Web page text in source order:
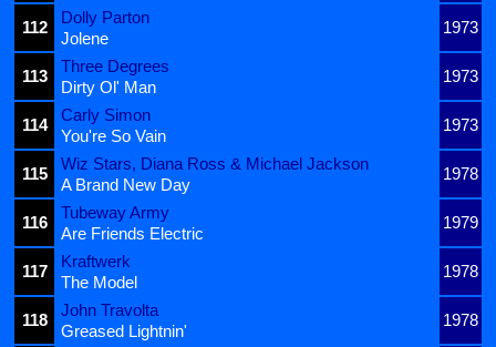
112
Dolly Parton
1973
Jolene
113
Three Degrees
1973
Dirty Ol' Man
114
Carly Simon
1973
You're So Vain
115
Wiz Stars, Diana Ross & Michael Jackson
1978
A Brand New Day
116
Tubeway Army
1979
Are Friends Electric
117
Kraftwerk
1978
The Model
118
John Travolta
1978
Greased Lightnin'